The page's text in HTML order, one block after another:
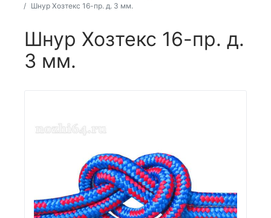
Шнур Хозтекс 16-пр. д. 3 мм.
Шнур Хозтекс 16-пр. д.
3 мм.